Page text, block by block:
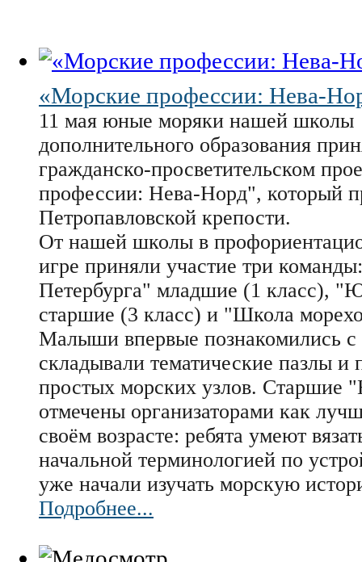
«Морские профессии: Нева-
11 мая юные моряки нашей школы
дополнительного образования
гражданско-просветительском
профессии: Нева-Норд", который
Петропавловской крепости.
От нашей школы в
игре приняли участие три
Петербурга" младшие (1 класс),
старшие (3 класс) и "Школа
Малыши впервые познакомились
складывали тематические пазлы и
простых морских узлов. Старшие
отмечены организаторами как
своём возрасте: ребята умеют
начальной терминологией по
уже начали изучать морскую
Подробнее...